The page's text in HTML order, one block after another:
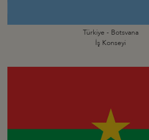
Türkiye - Botsvana
İş Konseyi